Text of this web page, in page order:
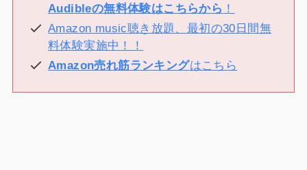
Audibleの無料体験はこちらから ！
Amazon music聴き放題、最初の30日間無
料体験実施中！！
Amazon売れ筋ランキングはこちら